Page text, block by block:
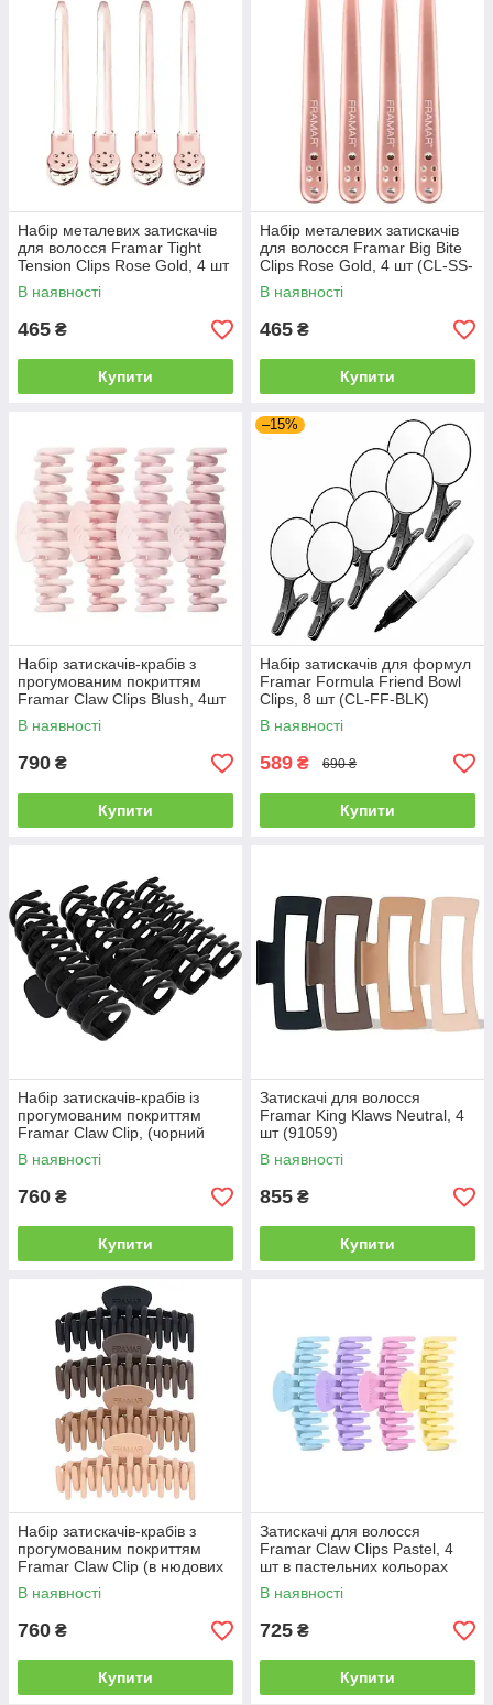
Набір металевих затискачів
для волосся Framar Tight
Tension Clips Rose Gold, 4 шт
(CL-TT-RG)
В наявності
465 ₴
Купити
Набір металевих затискачів
для волосся Framar Big Bite
Clips Rose Gold, 4 шт (CL-SS-
RGO)
В наявності
465 ₴
Купити
Набір затискачів-крабів з
прогумованим покриттям
Framar Claw Clips Blush, 4шт
(CL-CC-BSH)
В наявності
790 ₴
Купити
–15%
Набір затискачів для формул
Framar Formula Friend Bowl
Clips, 8 шт (CL-FF-BLK)
В наявності
589 ₴ 690 ₴
Купити
Набір затискачів-крабів із
прогумованим покриттям
Framar Claw Clip, (чорний
матовий колір), 4 шт (91074)
В наявності
760 ₴
Купити
Затискачі для волосся
Framar King Klaws Neutral, 4
шт (91059)
В наявності
855 ₴
Купити
Набір затискачів-крабів з
прогумованим покриттям
Framar Claw Clip (в нюдових
кольорах), 4 шт (91042)
В наявності
760 ₴
Купити
Затискачі для волосся
Framar Claw Clips Pastel, 4
шт в пастельних кольорах
В наявності
725 ₴
Купити